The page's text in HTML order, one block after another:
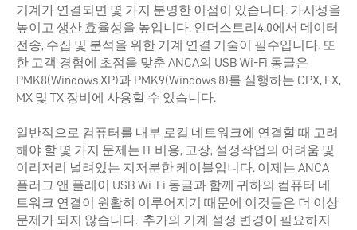
기계가 연결되면 몇 가지 분명한 이점이 있습니다. 가시성을
높이고 생산 효율성을 높입니다. 인더스트리4.0에서 데이터
전송, 수집 및 분석을 위한 기계 연결 기술이 필수입니다. 또
한 고객 경험에 초점을 맞춘 ANCA의 USB Wi-Fi 동글은
PMK8(Windows XP)과 PMK9(Windows 8)를 실행하는 CPX, FX,
MX 및 TX 장비에 사용할 수 있습니다.
일반적으로 컴퓨터를 내부 로컬 네트워크에 연결할 때 고려
해야 할 몇 가지 문제는 IT 비용, 고장, 설정작업의 어려움 및
이리저리 널려있는 지저분한 케이블입니다. 이제는 ANCA
플러그 앤 플레이 USB Wi-Fi 동글과 함께 귀하의 컴퓨터 네
트워크 연결이 원활히 이루어지기 때문에 이것들은 더 이상
문제가 되지 않습니다. 추가의 기계 설정 변경이 필요하지